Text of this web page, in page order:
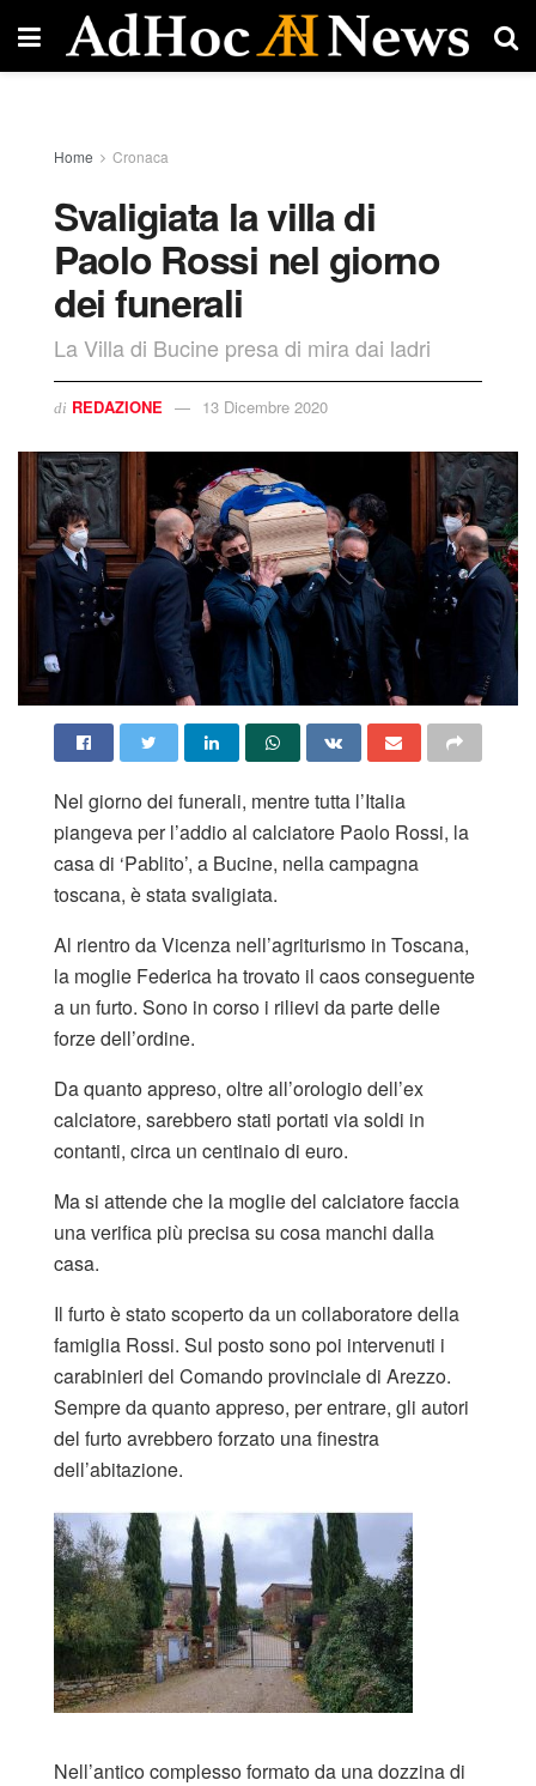
Home Cronaca
Svaligiata la villa di
Paolo Rossi nel giorno
dei funerali
La Villa di Bucine presa di mira dai ladri
di REDAZIONE 13 Dicembre 2020
Nel giorno dei funerali, mentre tutta l’Italia
piangeva per l’addio al calciatore Paolo Rossi, la
casa di ‘Pablito’, a Bucine, nella campagna
toscana, è stata svaligiata.
Al rientro da Vicenza nell’agriturismo in Toscana,
la moglie Federica ha trovato il caos conseguente
a un furto. Sono in corso i rilievi da parte delle
forze dell’ordine.
Da quanto appreso, oltre all’orologio dell’ex
calciatore, sarebbero stati portati via soldi in
contanti, circa un centinaio di euro.
Ma si attende che la moglie del calciatore faccia
una verifica più precisa su cosa manchi dalla
casa.
Il furto è stato scoperto da un collaboratore della
famiglia Rossi. Sul posto sono poi intervenuti i
carabinieri del Comando provinciale di Arezzo.
Sempre da quanto appreso, per entrare, gli autori
del furto avrebbero forzato una finestra
dell’abitazione.
Nell’antico complesso formato da una dozzina di